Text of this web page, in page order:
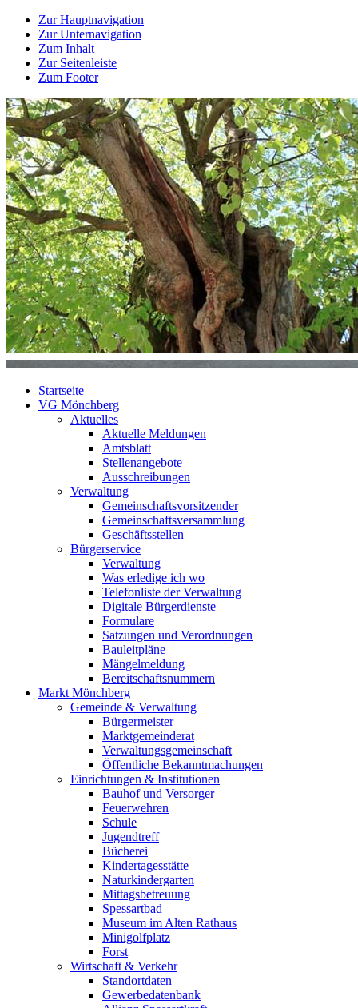
Zur Hauptnavigation
Zur Unternavigation
Zum Inhalt
Zur Seitenleiste
Zum Footer
Startseite
VG Mönchberg
Aktuelles
Aktuelle Meldungen
Amtsblatt
Stellenangebote
Ausschreibungen
Verwaltung
Gemeinschaftsvorsitzender
Gemeinschaftsversammlung
Geschäftsstellen
Bürgerservice
Verwaltung
Was erledige ich wo
Telefonliste der Verwaltung
Digitale Bürgerdienste
Formulare
Satzungen und Verordnungen
Bauleitpläne
Mängelmeldung
Bereitschaftsnummern
Markt Mönchberg
Gemeinde & Verwaltung
Bürgermeister
Marktgemeinderat
Verwaltungsgemeinschaft
Öffentliche Bekanntmachungen
Einrichtungen & Institutionen
Bauhof und Versorger
Feuerwehren
Schule
Jugendtreff
Bücherei
Kindertagesstätte
Naturkindergarten
Mittagsbetreuung
Spessartbad
Museum im Alten Rathaus
Minigolfplatz
Forst
Wirtschaft & Verkehr
Standortdaten
Gewerbedatenbank